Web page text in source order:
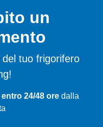
un
tuo frigorifero
24/48 oredalla